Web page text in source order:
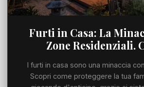
Furti in Casa: La
Zone Residenziali.
I furti in casa sono una minaccia
Scopri come proteggere la tua
Precedente